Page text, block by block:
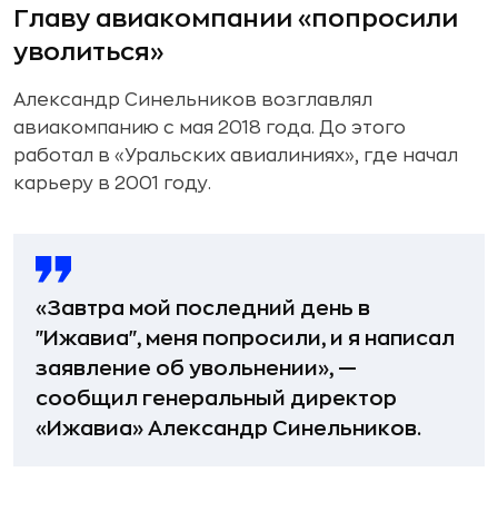
Главу авиакомпании «попросили
уволиться»
Александр Синельников возглавлял
авиакомпанию с мая 2018 года. До этого
работал в «Уральских авиалиниях», где начал
карьеру в 2001 году.
«Завтра мой последний день в
"Ижавиа", меня попросили, и я написал
заявление об увольнении», —
сообщил генеральный директор
«Ижавиа» Александр Синельников.